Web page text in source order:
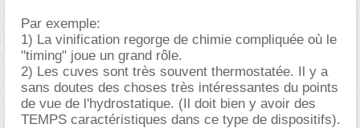
Par exemple:
1) La vinification regorge de chimie compliquée où le
"timing" joue un grand rôle.
2) Les cuves sont très souvent thermostatée. Il y a
sans doutes des choses très intéressantes du points
de vue de l'hydrostatique. (Il doit bien y avoir des
TEMPS caractéristiques dans ce type de dispositifs).